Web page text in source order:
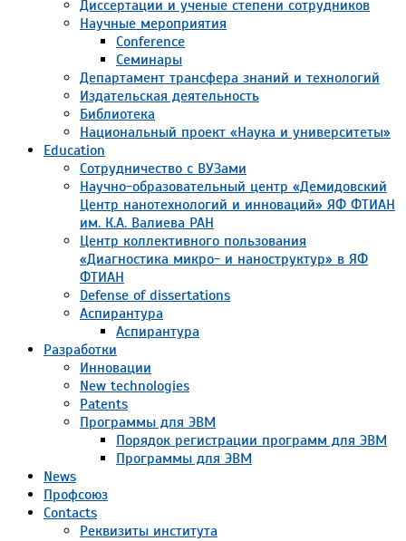
Диссертации и ученые степени сотрудников
Научные мероприятия
Conference
Семинары
Департамент трансфера знаний и технологий
Издательская деятельность
Библиотека
Национальный проект «Наука и университеты»
Education
Сотрудничество с ВУЗами
Научно-образовательный центр «Демидовский
Центр нанотехнологий и инноваций» ЯФ ФТИАН
им. К.А. Валиева РАН
Центр коллективного пользования
«Диагностика микро- и наноструктур» в ЯФ
ФТИАН
Defense of dissertations
Аспирантура
Аспирантура
Разработки
Инновации
New technologies
Patents
Программы для ЭВМ
Порядок регистрации программ для ЭВМ
Программы для ЭВМ
News
Профсоюз
Contacts
Реквизиты института